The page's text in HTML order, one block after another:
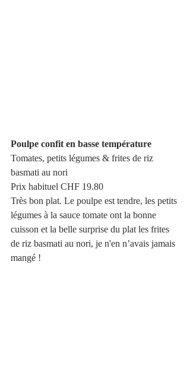
Poulpe confit en basse température
Tomates, petits légumes & frites de riz
basmati au nori
Prix habituel CHF 19.80
Très bon plat. Le poulpe est tendre, les petits
légumes à la sauce tomate ont la bonne
cuisson et la belle surprise du plat les frites
de riz basmati au nori, je n'en n’avais jamais
mangé !